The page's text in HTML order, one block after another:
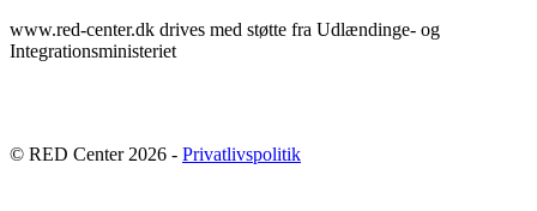
www.red-center.dk drives med støtte fra Udlændinge- og
Integrationsministeriet
© RED Center 2026 - Privatlivspolitik